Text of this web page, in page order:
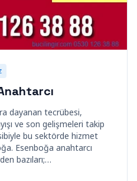
dayanan tecrübesi,
ve son gelişmeleri takip
bu sektörde hizmet
Esenboğa anahtarcı
bazıları;…